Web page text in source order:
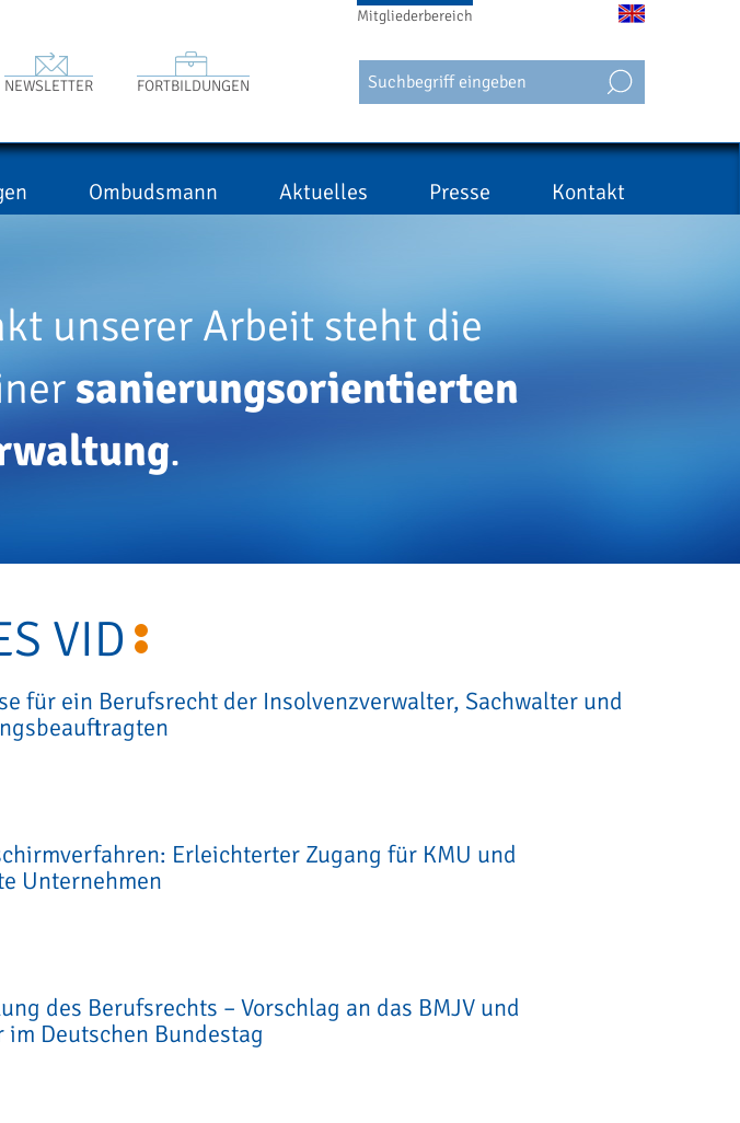
NEWSLETTER FORTBILDUNGEN
Mitgliederbereich
Ombudsmann Aktuelles Presse Kontakt
unserer Arbeit steht die
sanierungsorientierten
.
VID
für ein Berufsrecht der Insolvenzverwalter, Sachwalter und
Erleichterter Zugang für KMU und
Unternehmen
des Berufsrechts – Vorschlag an das BMJV und
Deutschen Bundestag